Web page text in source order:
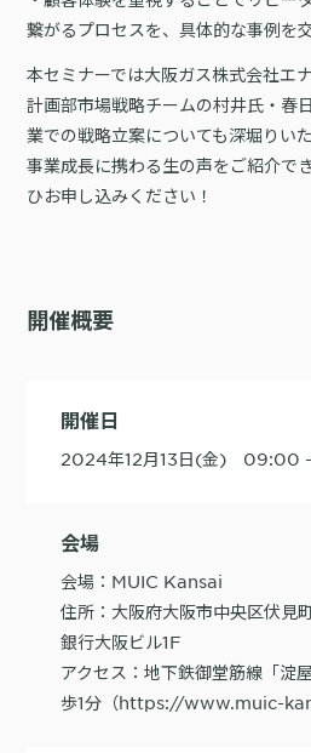
ボ
購入前の「迷い」をAIエージェントで即時
コスト1/3とCVR20%向上を実現
KARTE SLA
GDPR
繋がるプロセスを、具体的な事例を
本セミナーでは大阪ガス株式会社エ
計画部市場戦略チームの村井氏・
業での戦略立案についても深堀りいた
事業成長に携わる生の声をご紹介で
ひお申し込みください！
開催概要
開催日
2024年12月13日(金) 09:00
会場
会場：MUIC Kansai
住所：大阪府大阪市中央区伏
銀行大阪ビル1F
アクセス：地下鉄御堂筋線「淀
歩1分（https://www.muic-